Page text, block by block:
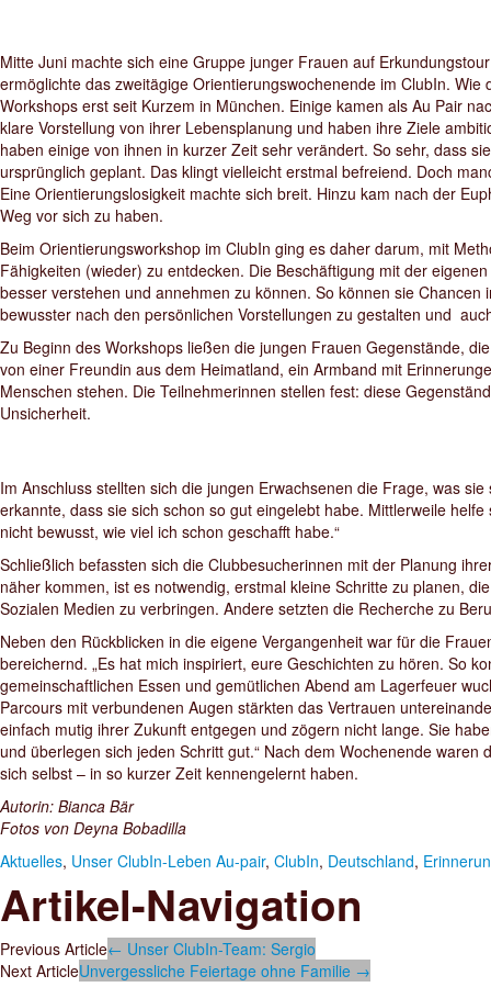
Mitte Juni machte sich eine Gruppe junger Frauen auf
ermöglichte das zweitägige Orientierungswochenende im ClubIn.
Workshops erst seit Kurzem in München. Einige kamen als Au Pair
klare Vorstellung von ihrer Lebensplanung und haben ihre Ziele
haben einige von ihnen in kurzer Zeit sehr verändert. So sehr, dass
ursprünglich geplant. Das klingt vielleicht erstmal befreiend. Doch
Eine Orientierungslosigkeit machte sich breit. Hinzu kam nach der
Weg vor sich zu haben.
Beim Orientierungsworkshop im ClubIn ging es daher darum, mit
Fähigkeiten (wieder) zu entdecken. Die Beschäftigung mit der
besser verstehen und annehmen zu können. So können sie
bewusster nach den persönlichen Vorstellungen zu gestalten und
Zu Beginn des Workshops ließen die jungen Frauen Gegenstände,
von einer Freundin aus dem Heimatland, ein Armband mit
Menschen stehen. Die Teilnehmerinnen stellen fest: diese
Unsicherheit.
Im Anschluss stellten sich die jungen Erwachsenen die Frage, was
erkannte, dass sie sich schon so gut eingelebt habe. Mittlerweile
nicht bewusst, wie viel ich schon geschafft habe.“
Schließlich befassten sich die Clubbesucherinnen mit der Planung
näher kommen, ist es notwendig, erstmal kleine Schritte zu planen,
Sozialen Medien zu verbringen. Andere setzten die Recherche zu
Neben den Rückblicken in die eigene Vergangenheit war für die
bereichernd. „Es hat mich inspiriert, eure Geschichten zu hören. So
gemeinschaftlichen Essen und gemütlichen Abend am Lagerfeuer
Parcours mit verbundenen Augen stärkten das Vertrauen
einfach mutig ihrer Zukunft entgegen und zögern nicht lange. Sie
und überlegen sich jeden Schritt gut.“ Nach dem Wochenende
sich selbst – in so kurzer Zeit kennengelernt haben.
Autorin: Bianca Bär
Fotos von Deyna Bobadilla
Aktuelles, Unser ClubIn-Leben Au-pair, ClubIn, Deutschland,
Artikel-Navigation
Previous Article← Unser ClubIn-Team: Sergio
Next ArticleUnvergessliche Feiertage ohne Familie →